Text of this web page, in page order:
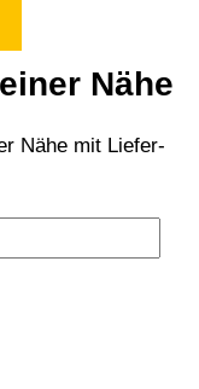
Nähe
Nähe mit Liefer-